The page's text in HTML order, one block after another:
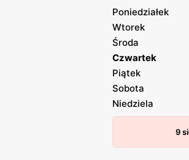
Poniedziałek
Wtorek
Środa
Czwartek
Piątek
Sobota
Niedziela
9